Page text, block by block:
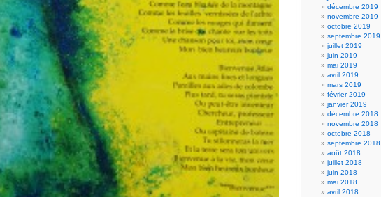
décembre 2019
novembre 2019
octobre 2019
septembre 2019
juillet 2019
juin 2019
mai 2019
avril 2019
mars 2019
février 2019
janvier 2019
décembre 2018
novembre 2018
octobre 2018
septembre 2018
août 2018
juillet 2018
juin 2018
mai 2018
avril 2018